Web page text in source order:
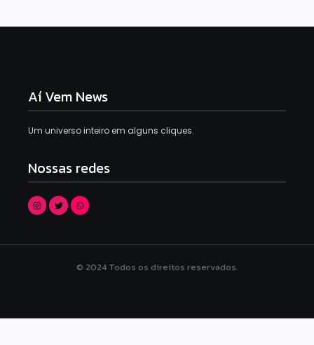
Aí Vem News
Um universo inteiro em alguns cliques.
Nossas redes
© 2024 Todos os direitos reservados.